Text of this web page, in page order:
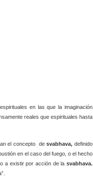
en las que la imaginación
reales que espirituales hasta
el concepto desvabhava,definido
en el caso del fuego, o el hecho
a existir por acción de la svabhava.